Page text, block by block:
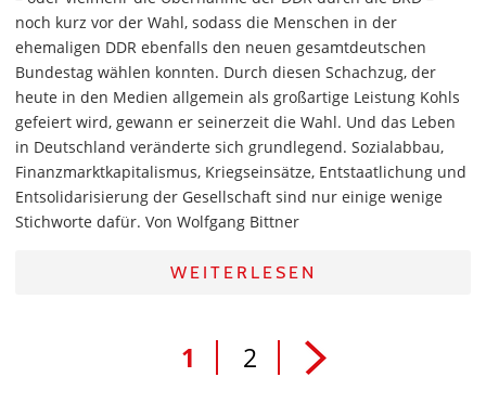
noch kurz vor der Wahl, sodass die Menschen in der
ehemaligen DDR ebenfalls den neuen gesamtdeutschen
Bundestag wählen konnten. Durch diesen Schachzug, der
heute in den Medien allgemein als großartige Leistung Kohls
gefeiert wird, gewann er seinerzeit die Wahl. Und das Leben
in Deutschland veränderte sich grundlegend. Sozialabbau,
Finanzmarktkapitalismus, Kriegseinsätze, Entstaatlichung und
Entsolidarisierung der Gesellschaft sind nur einige wenige
Stichworte dafür. Von Wolfgang Bittner
WEITERLESEN
1 2